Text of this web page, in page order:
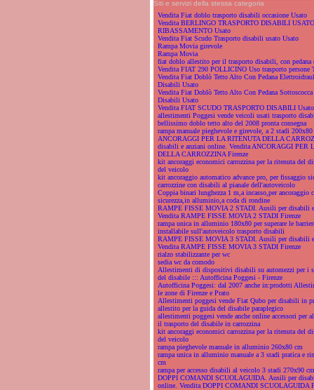
Siti e servizi della stessa categoria
Vendita Fiat doblo trasporto disabili occasione Usato
Vendita BERLINGO TRASPORTO DISABILI
RIBASSAMENTO Usato
Vendita Fiat Scudo Trasporto disabili usato Usato
Rampa Movia girevole
Rampa Movia
fiat doblo allestito per il trasporto disabili, con pedana
Vendita FIAT 290 POLLICINO Uso trasporto persone
Vendita Fiat Doblò Tetto Alto Con Pedana
Disabili Usato
Vendita Fiat Doblò Tetto Alto Con Pedana Sottoscocca
Disabili Usato
Vendita FIAT SCUDO TRASPORTO DISABILI Usato
allestimenti Poggesi vende veicoli usati trasporto
bellissimo doblo tetto alto del 2008 pronta consegna
rampa manuale pieghevole e girevole, a 2 stadi 200x80
ANCORAGGI PER LA RITENUTA DELLA
disabili e anziani online. Vendita ANCORAGGI PER
DELLA CARROZZINA Firenze
kit ancoraggi economici carrozzina per la ritenuta del
del veicolo
kit ancoraggio automatico advance pro, per fissaggio
carrozzine con disabili al pianale dell'autoveicolo
Coppia binari lunghezza 1 m,a incasso,per ancoraggio
sicurezza,in alluminio,a coda di rondine
RAMPE FISSE MOVIA 2 STADI. Ausili per disabili e
Vendita RAMPE FISSE MOVIA 2 STADI Firenze
rampa unica in alluminio 180x80 per superare le
installabile sull'autoveicolo trasporto disabili
RAMPE FISSE MOVIA 3 STADI. Ausili per disabili e
Vendita RAMPE FISSE MOVIA 3 STADI Firenze
rialzo stabilizzante per wc
sedia wc da comodo
Allestimenti di dispositivi disabili su automezzi per i
del disabile ::: Autofficina Poggesi - Firenze
Autofficina Poggesi: dal 2007 anche in:prodotti
le zone di Firenze e Prato
Allestimenti poggesi vende Fiat Qubo per disabili in
allestito per la guida del disabile paraplegico
allestimenti poggesi vende anche online accessori per
il trasporto del disabile in carrozzina
kit ancoraggi economici carrozzina per la ritenuta del
del veicolo
rampa pieghevole manuale in alluminio 260x80 cm
rampa unica in alluminio manuale a 3 stadi pratica e
cm
rampa per accesso disabili al veicolo 3 stadi 270x90 cm
DOPPI COMANDI SCUOLAGUIDA. Ausili per
online. Vendita DOPPI COMANDI SCUOLAGUIDA